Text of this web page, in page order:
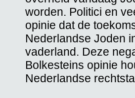
worden. Politici en
opinie dat de
Nederlandse Joden
vaderland. Deze
Bolkesteins opinie
Nederlandse